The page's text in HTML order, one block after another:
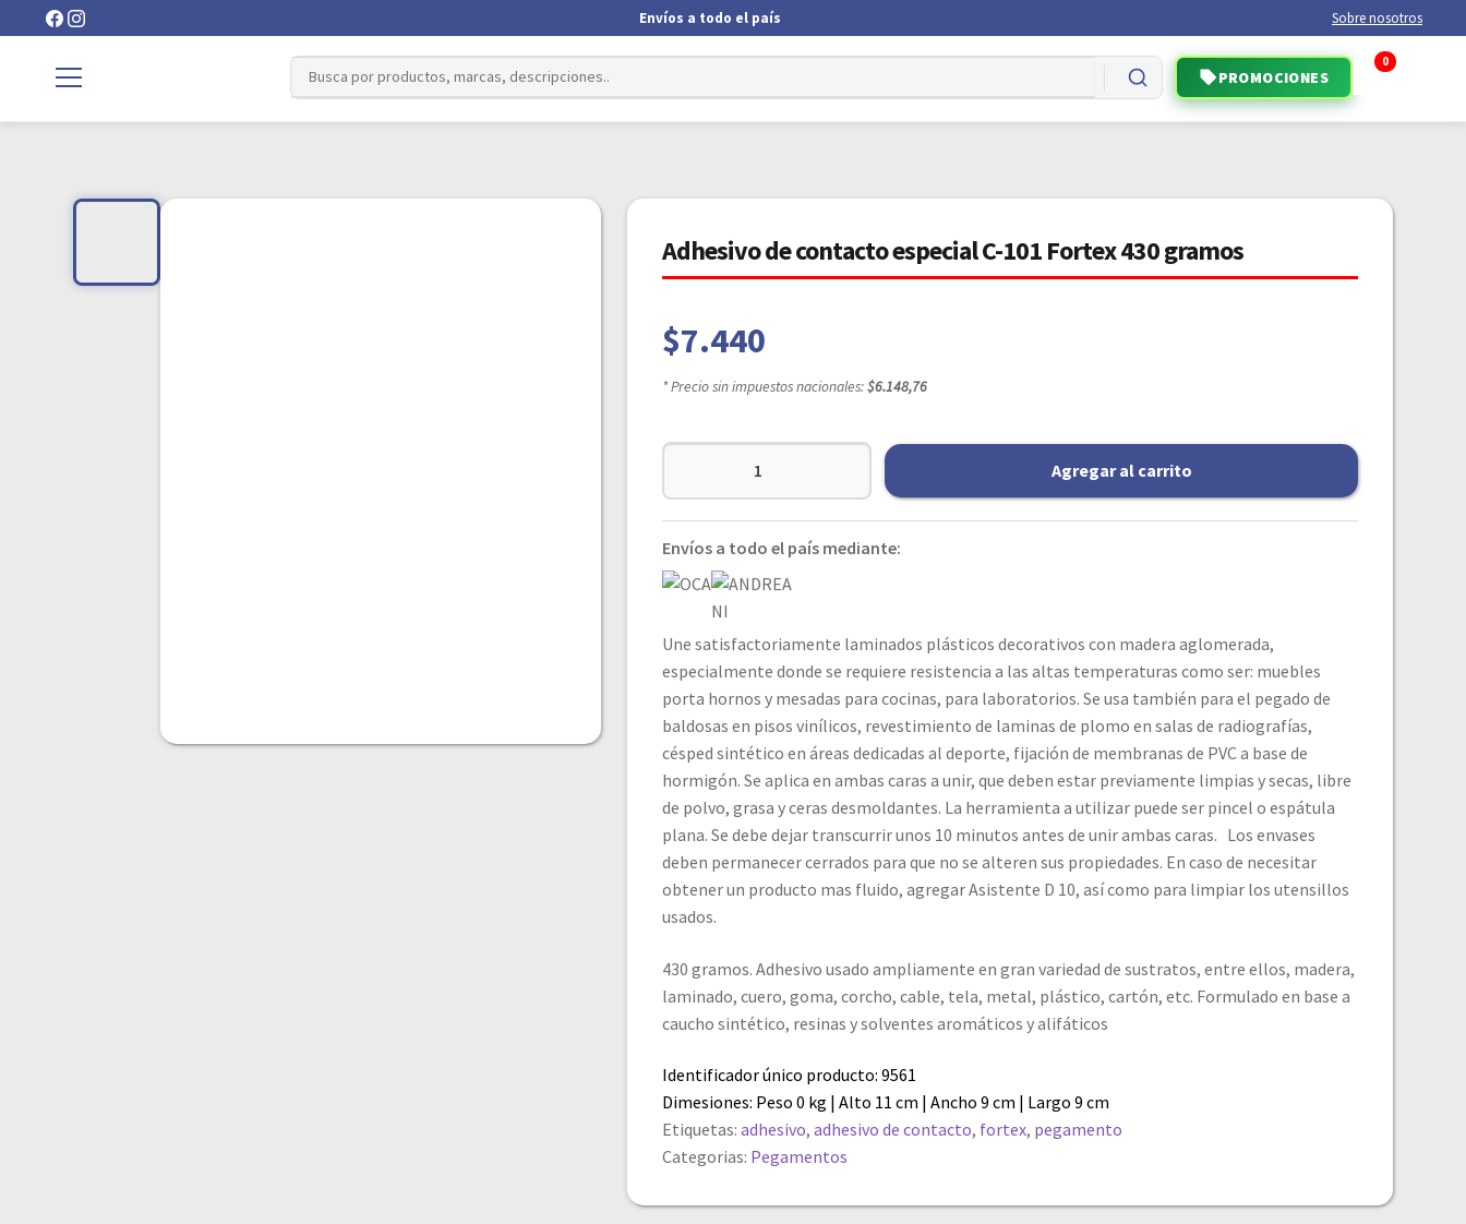
Envíos a todo el país Sobre nosotros
PROMOCIONES
0
Adhesivo de contacto especial C-101 Fortex 430 gramos
$7.440
* Precio sin impuestos nacionales:$6.148,76
Agregar al carrito
Envíos a todo el país mediante:
Une satisfactoriamente laminados plásticos decorativos con madera aglomerada,
especialmente donde se requiere resistencia a las altas temperaturas como ser: muebles
porta hornos y mesadas para cocinas, para laboratorios. Se usa también para el pegado de
baldosas en pisos vinílicos, revestimiento de laminas de plomo en salas de radiografías,
césped sintético en áreas dedicadas al deporte, fijación de membranas de PVC a base de
hormigón. Se aplica en ambas caras a unir, que deben estar previamente limpias y secas, libre
de polvo, grasa y ceras desmoldantes. La herramienta a utilizar puede ser pincel o espátula
plana. Se debe dejar transcurrir unos 10 minutos antes de unir ambas caras. Los envases
deben permanecer cerrados para que no se alteren sus propiedades. En caso de necesitar
obtener un producto mas fluido, agregar Asistente D 10, así como para limpiar los utensillos
usados.
430 gramos. Adhesivo usado ampliamente en gran variedad de sustratos, entre ellos, madera,
laminado, cuero, goma, corcho, cable, tela, metal, plástico, cartón, etc. Formulado en base a
caucho sintético, resinas y solventes aromáticos y alifáticos
Identificador único producto: 9561
Dimesiones: Peso 0 kg | Alto 11 cm | Ancho 9 cm | Largo 9 cm
Etiquetas:adhesivo,adhesivo de contacto, fortex, pegamento
Categorias: Pegamentos